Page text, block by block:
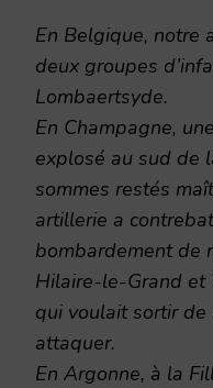
En Belgique, notre
deux groupes
Lombaertsyde.
En Champagne,
explosé au sud de
sommes restés
artillerie a
bombardement de
Hilaire-le-Grand et
qui voulait sortir de
attaquer.
En Argonne, à la